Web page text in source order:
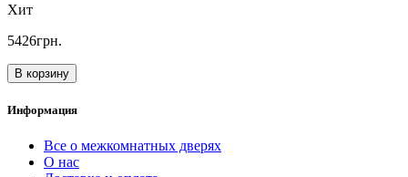
Хит
5426грн.
В корзину
Информация
Все о межкомнатных дверях
О нас